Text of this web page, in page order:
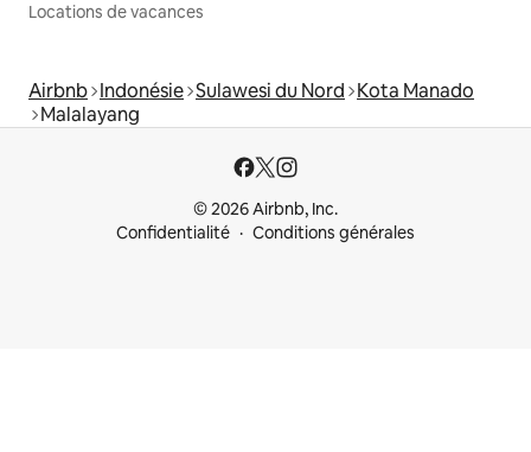
Locations de vacances
Airbnb Indonésie Sulawesi du Nord Kota Manado
Malalayang
© 2026 Airbnb, Inc.
Confidentialité
Conditions générales